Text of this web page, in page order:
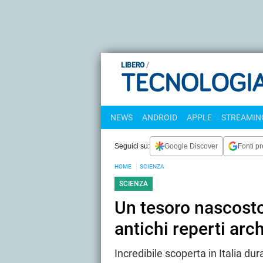
LIBERO
NEWS ANDROID APPLE
Seguici su: Google Discover Fonti
HOME SCIENZA
SCIENZA
Un tesoro
antichi reperti
Incredibile scoperta in Italia